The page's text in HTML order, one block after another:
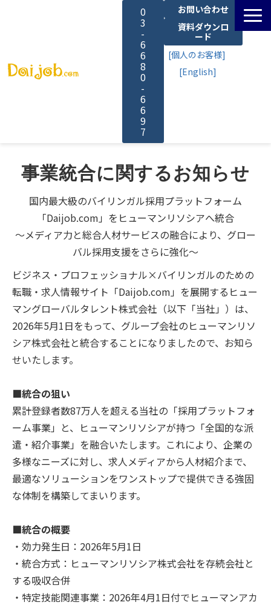
0
3
-
6
6
8
0
-
6
6
9
7
お問い合わせ
資料ダウンロ
ード
[個人のお客様]
[English]
よくあるご質問
動画でわかるDaijob
お役立ち情報
人材紹介会社様向け
事業統合に関するお知らせ
国内最大級のバイリンガル採用プラットフォーム
「Daijob.com」をヒューマンリソシアへ統合
～メディア力と総合人材サービスの融合により、グロー
バル採用支援をさらに強化～
ビジネス・プロフェッショナル×バイリンガルのための
転職・求人情報サイト「Daijob.com」を展開するヒュー
マングローバルタレント株式会社（以下「当社」）は、
2026年5月1日をもって、グループ会社のヒューマンリソ
シア株式会社と統合することになりましたので、お知ら
せいたします。
■統合の狙い
累計登録者数87万人を超える当社の「採用プラットフォ
ーム事業」と、ヒューマンリソシアが持つ「全国的な派
遣・紹介事業」を融合いたします。これにより、企業の
多様なニーズに対し、求人メディアから人材紹介まで、
最適なソリューションをワンストップで提供できる強固
な体制を構築してまいります。
■統合の概要
・効力発生日：2026年5月1日
・統合方式：ヒューマンリソシア株式会社を存続会社と
する吸収合併
・特定技能関連事業：2026年4月1日付でヒューマンアカ